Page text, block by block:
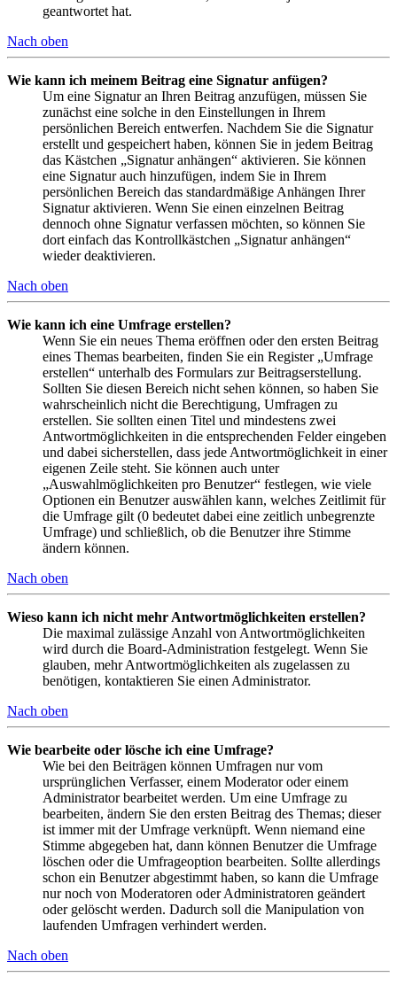
geantwortet hat.
Nach oben
Wie kann ich meinem Beitrag eine Signatur anfügen?
Um eine Signatur an Ihren Beitrag anzufügen, müssen Sie
zunächst eine solche in den Einstellungen in Ihrem
persönlichen Bereich entwerfen. Nachdem Sie die Signatur
erstellt und gespeichert haben, können Sie in jedem Beitrag
das Kästchen „Signatur anhängen“ aktivieren. Sie können
eine Signatur auch hinzufügen, indem Sie in Ihrem
persönlichen Bereich das standardmäßige Anhängen Ihrer
Signatur aktivieren. Wenn Sie einen einzelnen Beitrag
dennoch ohne Signatur verfassen möchten, so können Sie
dort einfach das Kontrollkästchen „Signatur anhängen“
wieder deaktivieren.
Nach oben
Wie kann ich eine Umfrage erstellen?
Wenn Sie ein neues Thema eröffnen oder den ersten Beitrag
eines Themas bearbeiten, finden Sie ein Register „Umfrage
erstellen“ unterhalb des Formulars zur Beitragserstellung.
Sollten Sie diesen Bereich nicht sehen können, so haben Sie
wahrscheinlich nicht die Berechtigung, Umfragen zu
erstellen. Sie sollten einen Titel und mindestens zwei
Antwortmöglichkeiten in die entsprechenden Felder eingeben
und dabei sicherstellen, dass jede Antwortmöglichkeit in einer
eigenen Zeile steht. Sie können auch unter
„Auswahlmöglichkeiten pro Benutzer“ festlegen, wie viele
Optionen ein Benutzer auswählen kann, welches Zeitlimit für
die Umfrage gilt (0 bedeutet dabei eine zeitlich unbegrenzte
Umfrage) und schließlich, ob die Benutzer ihre Stimme
ändern können.
Nach oben
Wieso kann ich nicht mehr Antwortmöglichkeiten erstellen?
Die maximal zulässige Anzahl von Antwortmöglichkeiten
wird durch die Board-Administration festgelegt. Wenn Sie
glauben, mehr Antwortmöglichkeiten als zugelassen zu
benötigen, kontaktieren Sie einen Administrator.
Nach oben
Wie bearbeite oder lösche ich eine Umfrage?
Wie bei den Beiträgen können Umfragen nur vom
ursprünglichen Verfasser, einem Moderator oder einem
Administrator bearbeitet werden. Um eine Umfrage zu
bearbeiten, ändern Sie den ersten Beitrag des Themas; dieser
ist immer mit der Umfrage verknüpft. Wenn niemand eine
Stimme abgegeben hat, dann können Benutzer die Umfrage
löschen oder die Umfrageoption bearbeiten. Sollte allerdings
schon ein Benutzer abgestimmt haben, so kann die Umfrage
nur noch von Moderatoren oder Administratoren geändert
oder gelöscht werden. Dadurch soll die Manipulation von
laufenden Umfragen verhindert werden.
Nach oben